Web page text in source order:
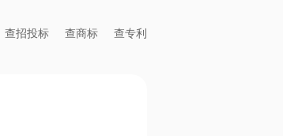
查招投标 查商标 查专利